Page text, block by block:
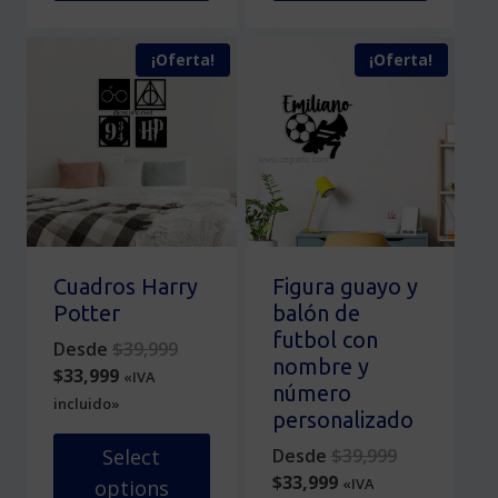
múltiples
variantes.
se
pueden
elegir
en
la
de
producto
múltiples
variantes.
Las
opciones
se
pueden
elegir
en
la
página
de
producto
¡Oferta!
Cuadros Harry
Potter
Desde $39,999Original
$39,999.
$33,999Current
price
is:
$33,999.
«IVA
incluido»
Select
options
¡Oferta!
Figura guayo y
balón de
futbol con
nombre y
número
personalizado
Desde $39,999Original
$33,999Current
«IVA